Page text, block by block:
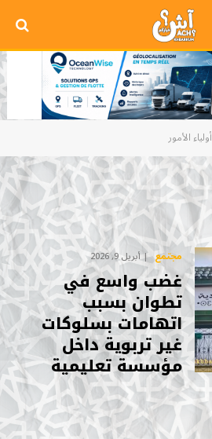
أولياء الأمور
مجتمع أبريل 9, 2026
غضب واسع في
تطوان بسبب
اتهامات بسلوكات
غير تربوية داخل
مؤسسة تعليمية